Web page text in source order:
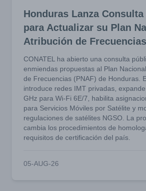
Honduras Lanza
para Actualizar su Plan
Atribución de Frecuencias
CONATEL ha abierto una consulta
enmiendas propuestas al Plan
de Frecuencias (PNAF) de Honduras.
introduce redes IMT privadas,
GHz para Wi-Fi 6E/7, habilita
para Servicios Móviles por Satélite y
regulaciones de satélites NGSO. La
cambia los procedimientos de
requisitos de certificación del país.
05-AUG-26